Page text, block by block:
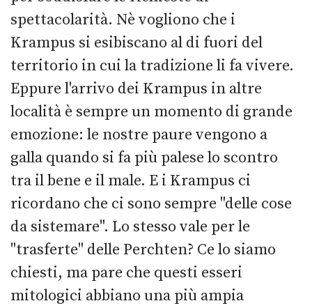
spettacolarità. Nè vogliono che i
Krampus si esibiscano al di fuori del
territorio in cui la tradizione li fa vivere.
Eppure l'arrivo dei Krampus in altre
località è sempre un momento di grande
emozione: le nostre paure vengono a
galla quando si fa più palese lo scontro
tra il bene e il male. E i Krampus ci
ricordano che ci sono sempre "delle cose
da sistemare". Lo stesso vale per le
"trasferte" delle Perchten? Ce lo siamo
chiesti, ma pare che questi esseri
mitologici abbiano una più ampia